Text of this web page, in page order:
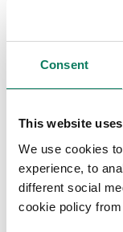
Consent
This website
We use cookies
experience, to
different social
cookie policy
fordele
I takt med at
fortsætter med
strategiske